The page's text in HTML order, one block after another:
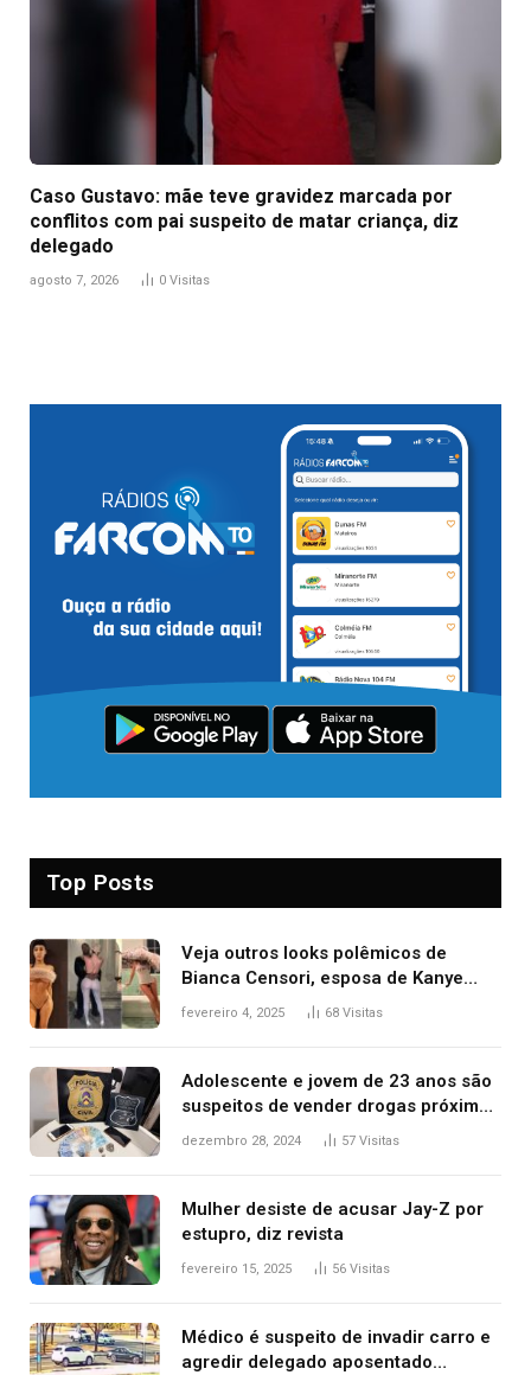
Caso Gustavo: mãe teve gravidez marcada por
conflitos com pai suspeito de matar criança, diz
delegado
agosto 7, 2026 0 Visitas
Top Posts
Veja outros looks polêmicos de
Bianca Censori, esposa de Kanye
West que apareceu nua no Grammy
fevereiro 4, 2025 68 Visitas
Adolescente e jovem de 23 anos são
suspeitos de vender drogas próximo
de delegacia e escola, diz polícia
dezembro 28, 2024 57 Visitas
Mulher desiste de acusar Jay-Z por
estupro, diz revista
fevereiro 15, 2025 56 Visitas
Médico é suspeito de invadir carro e
agredir delegado aposentado